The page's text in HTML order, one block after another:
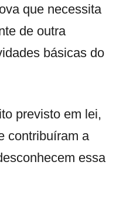
que necessita
de outra
básicas do
previsto em lei,
contribuíram a
essa